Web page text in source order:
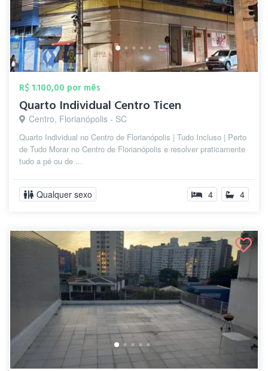
R$ 1.100,00 por mês
Quarto Individual Centro Ticen
Centro, Florianópolis - SC
Quarto Individual no Centro de Florianópolis | Tudo Incluso | Perto
de Tudo Morar no Centro de Florianópolis e resolver praticamente
tudo a pé ou de ...
Qualquer sexo 4 4